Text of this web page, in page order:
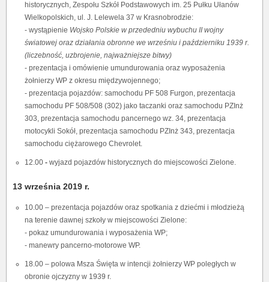
historycznych, Zespołu Szkół Podstawowych im. 25 Pułku Ułanów
Wielkopolskich, ul. J. Lelewela 37 w Krasnobrodzie:
- wystąpienie Wojsko Polskie w przededniu wybuchu II wojny
światowej oraz działania obronne we wrześniu i październiku 1939 r.
(liczebność, uzbrojenie, najważniejsze bitwy)
- prezentacja i omówienie umundurowania oraz wyposażenia
żołnierzy WP z okresu międzywojennego;
- prezentacja pojazdów: samochodu PF 508 Furgon, prezentacja
samochodu PF 508/508 (302) jako taczanki oraz samochodu PZInż
303, prezentacja samochodu pancernego wz. 34, prezentacja
motocykli Sokół, prezentacja samochodu PZInż 343, prezentacja
samochodu ciężarowego Chevrolet.
12.00 - wyjazd pojazdów historycznych do miejscowości Zielone.
13 września 2019 r.
10.00 – prezentacja pojazdów oraz spotkania z dziećmi i młodzieżą
na terenie dawnej szkoły w miejscowości Zielone:
- pokaz umundurowania i wyposażenia WP;
- manewry pancerno-motorowe WP.
18.00 – polowa Msza Święta w intencji żołnierzy WP poległych w
obronie ojczyzny w 1939 r.